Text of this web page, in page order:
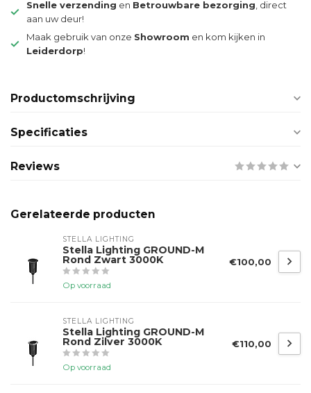
Snelle verzending en Betrouwbare bezorging , direct
aan uw deur!
Maak gebruik van onze Showroom en kom kijken in
Leiderdorp!
Productomschrijving
Specificaties
Reviews
Gerelateerde producten
STELLA LIGHTING
Stella Lighting GROUND-M
Rond Zwart 3000K
Op voorraad
€100,00
STELLA LIGHTING
Stella Lighting GROUND-M
Rond Zilver 3000K
Op voorraad
€110,00